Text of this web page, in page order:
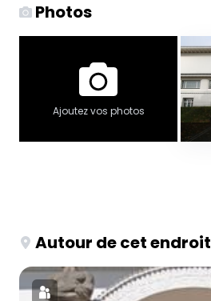
Photos
Ajoutez vos photos
Autour de cet endroit